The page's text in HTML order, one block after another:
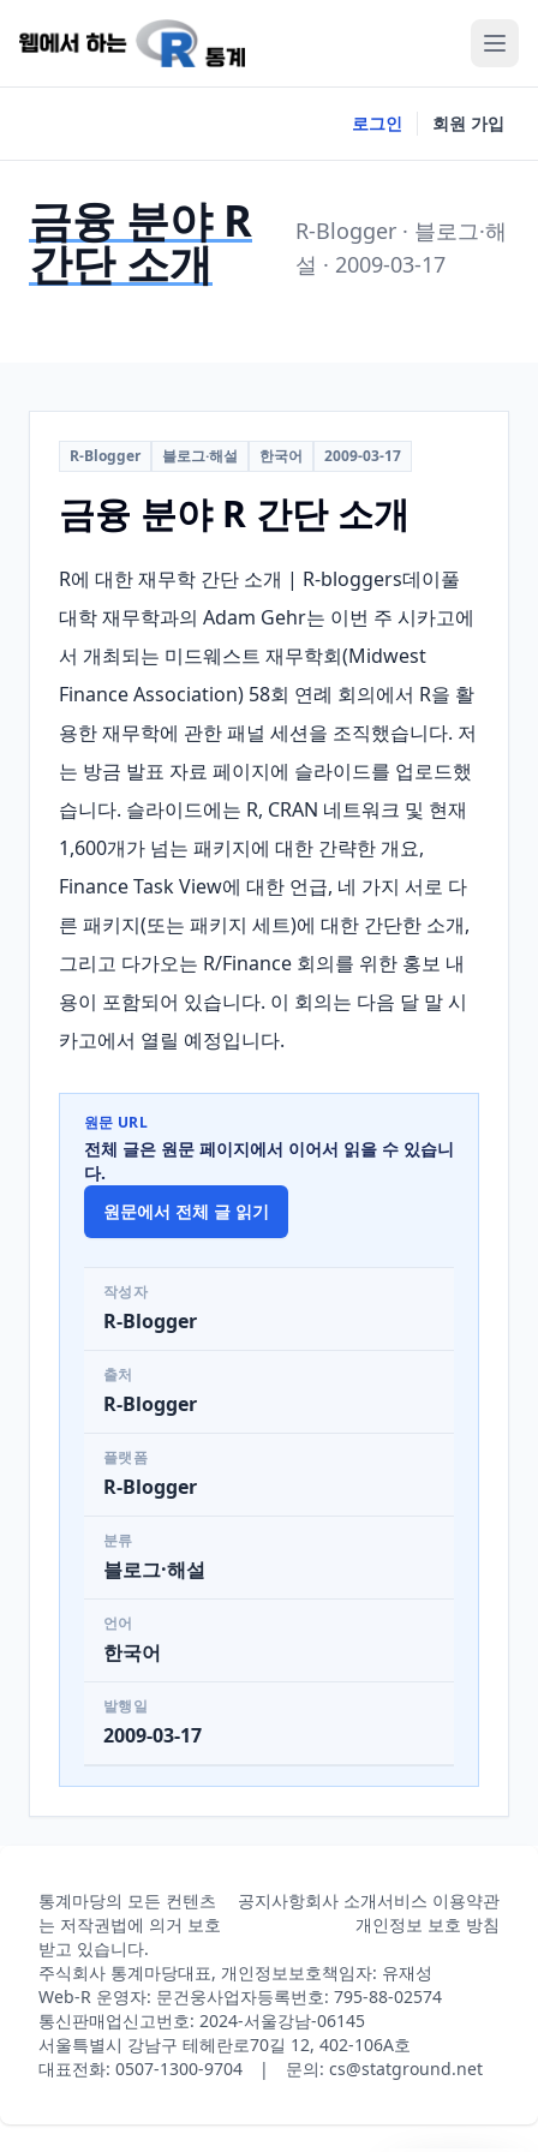
로그인 회원 가입
금융 분야 R
간단 소개
R-Blogger · 블로그·해
설 · 2009-03-17
R-Blogger 블로그·해설 한국어 2009-03-17
금융 분야 R 간단 소개
R에 대한 재무학 간단 소개 | R-bloggers데이풀
대학 재무학과의 Adam Gehr는 이번 주 시카고에
서 개최되는 미드웨스트 재무학회(Midwest
Finance Association) 58회 연례 회의에서 R을 활
용한 재무학에 관한 패널 세션을 조직했습니다. 저
는 방금 발표 자료 페이지에 슬라이드를 업로드했
습니다. 슬라이드에는 R, CRAN 네트워크 및 현재
1,600개가 넘는 패키지에 대한 간략한 개요,
Finance Task View에 대한 언급, 네 가지 서로 다
른 패키지(또는 패키지 세트)에 대한 간단한 소개,
그리고 다가오는 R/Finance 회의를 위한 홍보 내
용이 포함되어 있습니다. 이 회의는 다음 달 말 시
카고에서 열릴 예정입니다.
원문 URL
전체 글은 원문 페이지에서 이어서 읽을 수 있습니
다.
원문에서 전체 글 읽기
작성자
R-Blogger
출처
R-Blogger
플랫폼
R-Blogger
분류
블로그·해설
언어
한국어
발행일
2009-03-17
통계마당의 모든 컨텐츠
는 저작권법에 의거 보호
받고 있습니다.
공지사항회사 소개서비스 이용약관
개인정보 보호 방침
주식회사 통계마당대표, 개인정보보호책임자: 유재성
Web-R 운영자: 문건웅사업자등록번호: 795-88-02574
통신판매업신고번호: 2024-서울강남-06145
서울특별시 강남구 테헤란로70길 12, 402-106A호
대표전화: 0507-1300-9704 | 문의: cs@statground.net